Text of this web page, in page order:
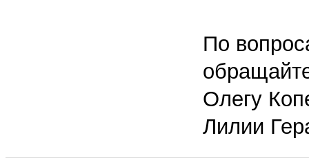
По
Олегу
Лилии